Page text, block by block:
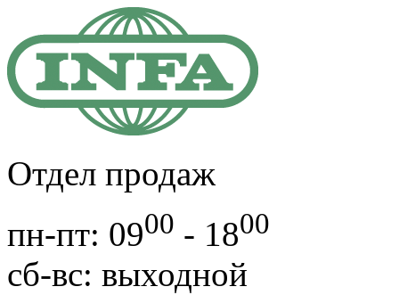
Отдел продаж
пн-пт: 0900 - 1800
cб-вс: выходной